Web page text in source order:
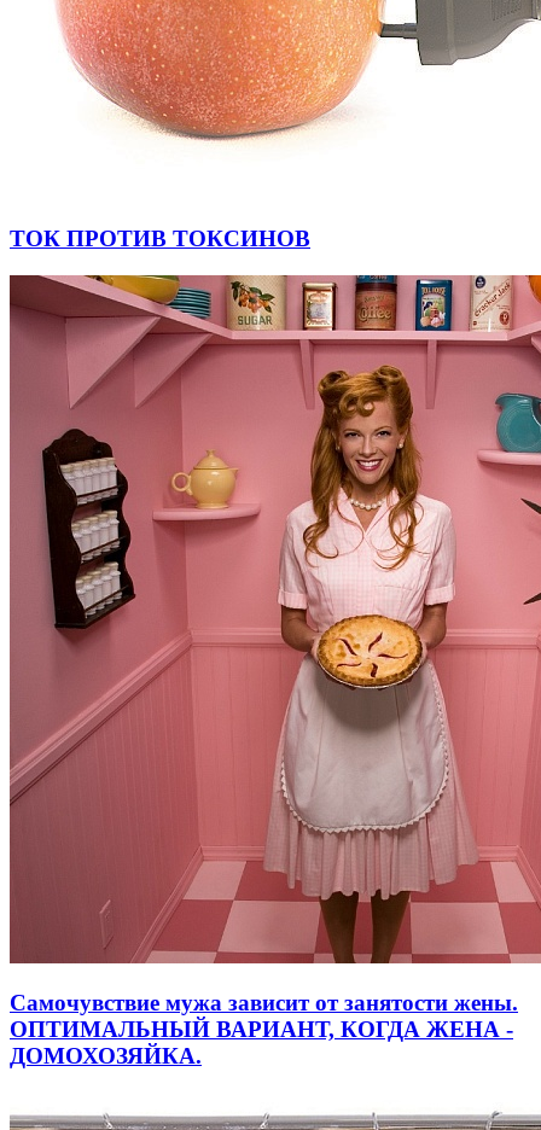
ТОК ПРОТИВ ТОКСИНОВ
Самочувствие мужа зависит от занятости жены.
ОПТИМАЛЬНЫЙ ВАРИАНТ, КОГДА ЖЕНА -
ДОМОХОЗЯЙКА.